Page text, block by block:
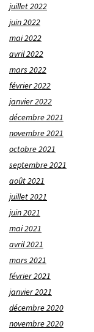
juillet 2022
juin 2022
mai 2022
avril 2022
mars 2022
février 2022
janvier 2022
décembre 2021
novembre 2021
octobre 2021
septembre 2021
août 2021
juillet 2021
juin 2021
mai 2021
avril 2021
mars 2021
février 2021
janvier 2021
décembre 2020
novembre 2020